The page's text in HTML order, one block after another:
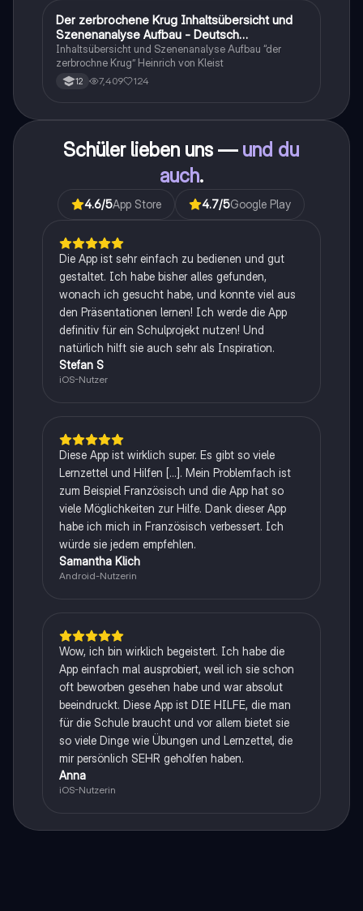
Deutsch
Der zerbrochene Krug Inhaltsübersicht und
Szenenanalyse Aufbau - Deutsch
Q1/Q2/Abitur
Inhaltsübersicht und Szenenanalyse Aufbau “der
zerbrochne Krug” Heinrich von Kleist
12 7,409 124
Schüler lieben uns — und du
auch.
4.6/5App Store 4.7/5Google Play
Die App ist sehr einfach zu bedienen und gut
gestaltet. Ich habe bisher alles gefunden,
wonach ich gesucht habe, und konnte viel aus
den Präsentationen lernen! Ich werde die App
definitiv für ein Schulprojekt nutzen! Und
natürlich hilft sie auch sehr als Inspiration.
Stefan S
iOS-Nutzer
Diese App ist wirklich super. Es gibt so viele
Lernzettel und Hilfen [...]. Mein Problemfach ist
zum Beispiel Französisch und die App hat so
viele Möglichkeiten zur Hilfe. Dank dieser App
habe ich mich in Französisch verbessert. Ich
würde sie jedem empfehlen.
Samantha Klich
Android-Nutzerin
Wow, ich bin wirklich begeistert. Ich habe die
App einfach mal ausprobiert, weil ich sie schon
oft beworben gesehen habe und war absolut
beeindruckt. Diese App ist DIE HILFE, die man
für die Schule braucht und vor allem bietet sie
so viele Dinge wie Übungen und Lernzettel, die
mir persönlich SEHR geholfen haben.
Anna
iOS-Nutzerin